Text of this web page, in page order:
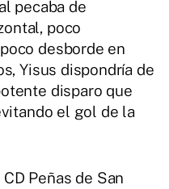
pecaba de
poco
desborde en
Yisus dispondría de
disparo que
el gol de la
Peñas de San